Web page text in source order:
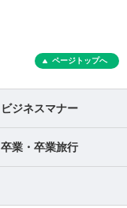
ページトップへ
ビジネスマナー
卒業・卒業旅行